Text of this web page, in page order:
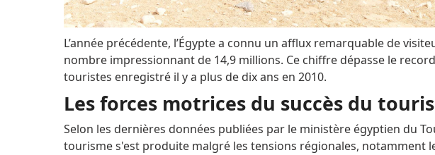
L’année précédente, l’Égypte a connu un afflux remarquable de
nombre impressionnant de 14,9 millions. Ce chiffre dépasse le
touristes enregistré il y a plus de dix ans en 2010.
Les forces motrices du succès du
Selon les dernières données publiées par le ministère égyptien du
tourisme s'est produite malgré les tensions régionales, notamment